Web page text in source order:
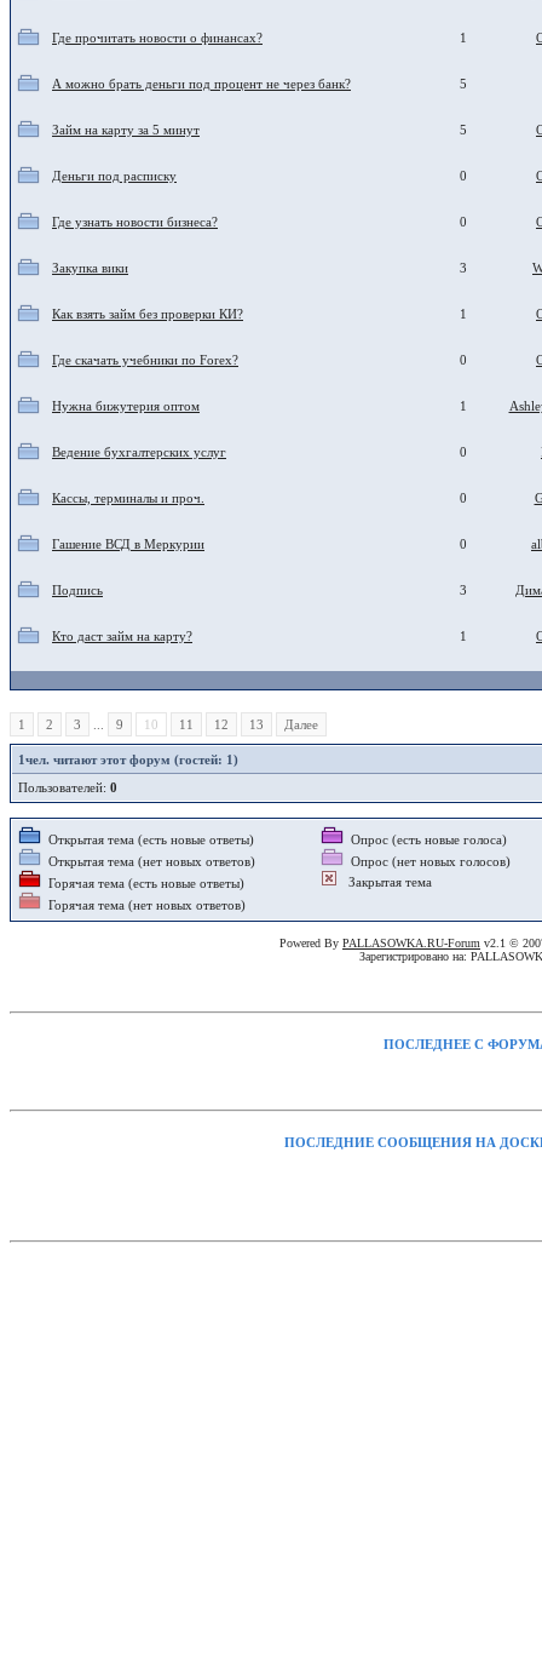
Где прочитать новости о финансах? 1
А можно брать деньги под процент не через банк? 5
Займ на карту за 5 минут 5
Деньги под расписку 0
Где узнать новости бизнеса? 0
Закупка вики 3
Как взять займ без проверки КИ? 1
Где скачать учебники по Forex? 0
Нужна бижутерия оптом 1
Ведение бухгалтерских услуг 0
Кассы, терминалы и проч. 0
Гашение ВСД в Меркурии 0
Подпись 3
Кто даст займ на карту? 1
1 2 3 9 10 11 12 13 Далее
1чел. читают этот форум (гостей: 1)
Пользователей: 0
Открытая тема (есть новые ответы)
Открытая тема (нет новых ответов)
Горячая тема (есть новые ответы)
Горячая тема (нет новых ответов)
Опрос (есть новые голоса)
Опрос (нет новых голосов)
Закрытая тема
Powered By PALLASOWKA.RU-Forum v2.1 ©
Зарегистрировано на:
ПОСЛЕДНЕЕ С
ПОСЛЕДНИЕ СООБЩЕНИЯ НА